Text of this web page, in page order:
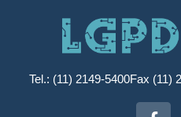
Tel.: (11) 2149-5400Fax (11)